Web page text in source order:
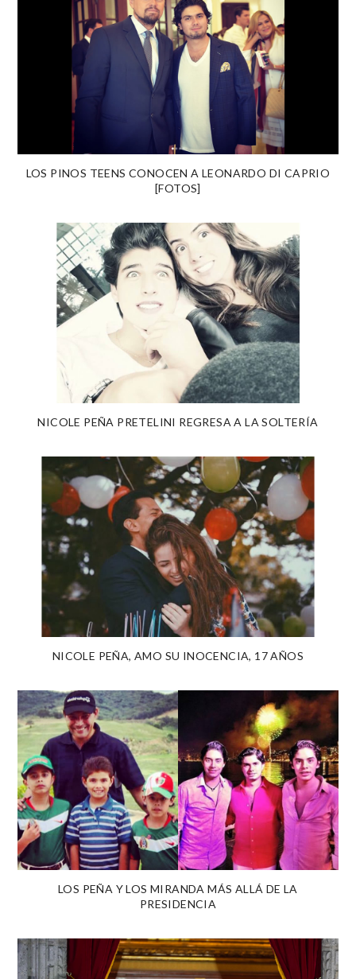
LOS PINOS TEENS CONOCEN A LEONARDO DI CAPRIO
[FOTOS]
NICOLE PEÑA PRETELINI REGRESA A LA SOLTERÍA
NICOLE PEÑA, AMO SU INOCENCIA, 17 AÑOS
LOS PEÑA Y LOS MIRANDA MÁS ALLÁ DE LA
PRESIDENCIA